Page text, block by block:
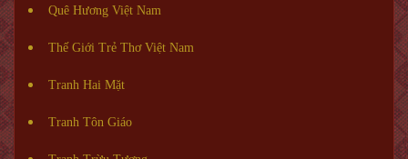
Quê Hương Việt Nam
Thế Giới Trẻ Thơ Việt Nam
Tranh Hai Mặt
Tranh Tôn Giáo